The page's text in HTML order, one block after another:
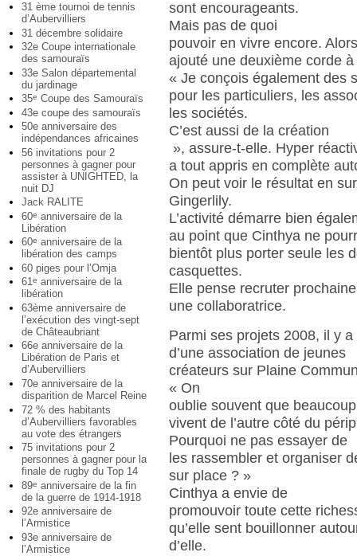
31 ème tournoi de tennis
d’Aubervilliers
31 décembre solidaire
32e Coupe internationale
des samouraïs
33e Salon départemental
du jardinage
35e Coupe des Samouraïs
43e coupe des samouraïs
50e anniversaire des
indépendances africaines
56 invitations pour 2
personnes à gagner pour
assister à UNIGHTED, la
nuit DJ
Jack RALITE
60e anniversaire de la
Libération
60e anniversaire de la
libération des camps
60 piges pour l’Omja
61e anniversaire de la
libération
63ème anniversaire de
l’exécution des vingt-sept
de Châteaubriant
66e anniversaire de la
Libération de Paris et
d’Aubervilliers
70e anniversaire de la
disparition de Marcel Reine
72 % des habitants
d’Aubervilliers favorables
au vote des étrangers
75 invitations pour 2
personnes à gagner pour la
finale de rugby du Top 14
89e anniversaire de la fin
de la guerre de 1914-1918
92e anniversaire de
l’Armistice
93e anniversaire de
l’Armistice
sont encourageants.
Mais pas de quoi
pouvoir en vivre encore.
ajouté une deuxième corde
« Je conçois également des
pour les particuliers, les
les sociétés.
C’est aussi de la création
», assure-t-elle. Hyper
a tout appris en complète
On peut voir le résultat en
Gingerlily.
L’activité démarre bien
au point que Cinthya ne
bientôt plus porter seule les
casquettes.
Elle pense recruter
une collaboratrice.
Parmi ses projets 2008, il y
d’une association de jeunes
créateurs sur Plaine
« On
oublie souvent que
vivent de l’autre côté du
Pourquoi ne pas essayer de
les rassembler et organiser
sur place ? »
Cinthya a envie de
promouvoir toute cette
qu’elle sent bouillonner
d’elle.